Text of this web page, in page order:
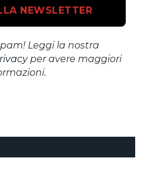
Leggi la nostra
per avere maggiori